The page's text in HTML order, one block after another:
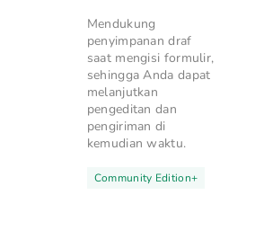
Mendukung
penyimpanan draf
saat mengisi formulir,
sehingga Anda dapat
melanjutkan
pengeditan dan
pengiriman di
kemudian waktu.
Community Edition+